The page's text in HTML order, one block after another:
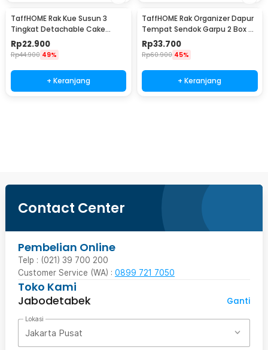
TaffHOME Rak Kue Susun 3
Tingkat Detachable Cake
Stand Display - CF431
Rp22.900
Rp44.900 49%
+ Keranjang
TaffHOME Rak Organizer Dapur
Tempat Sendok Garpu 2 Box -
LL251
Rp33.700
Rp60.900 45%
+ Keranjang
Contact Center
Pembelian Online
Telp : (021) 39 700 200
Customer Service (WA) : 0899 721 7050
Toko Kami
Jabodetabek
Ganti
Lokasi
Jakarta Pusat